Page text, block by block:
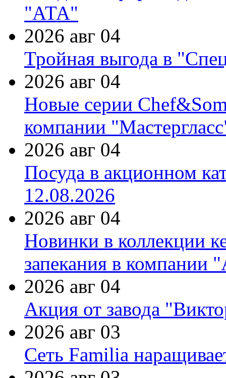
"АТА"
2026 авг 04
Тройная выгода в
2026 авг 04
Новые серии
компании
2026 авг 04
Посуда в акционном
12.08.2026
2026 авг 04
Новинки в коллекции
запекания в компании
2026 авг 04
Акция от завода
2026 авг 03
Сеть Familia